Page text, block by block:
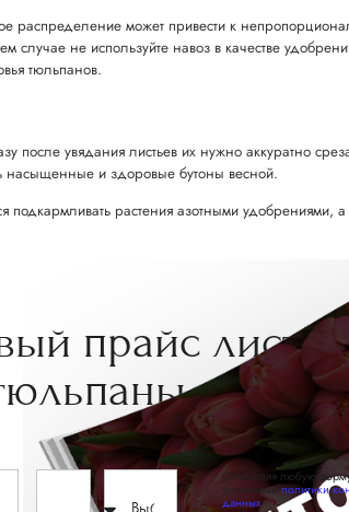
распределение может привести к
не используйте навоз в качестве
тюльпанов.
увядания листьев их нужно аккуратно
насыщенные и здоровые бутоны весной.
растения азотными удобрениями, а
прайс лист
Отправляя любую
условиямиполитики
данных